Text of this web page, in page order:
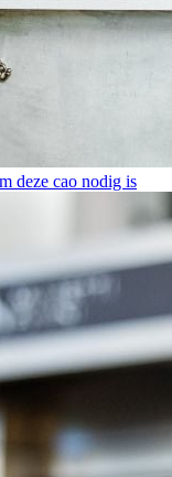
deze cao nodig is